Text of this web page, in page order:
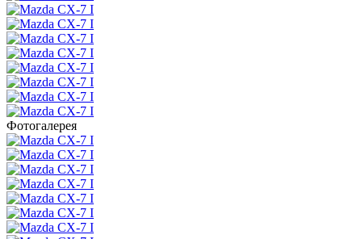
Фотогалерея